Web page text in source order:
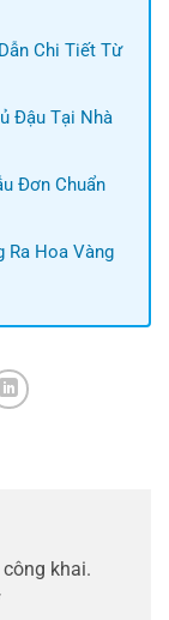
Chi Tiết Từ
Đậu Tại Nhà
Đơn Chuẩn
Ra Hoa Vàng
khai.